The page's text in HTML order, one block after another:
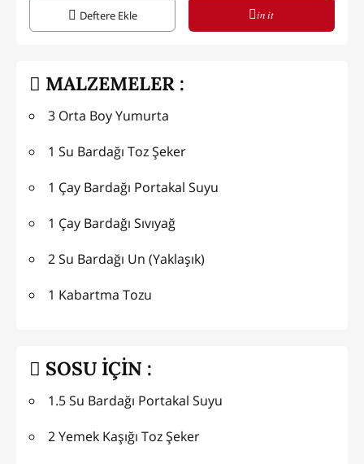
Deftere Ekle in it
MALZEMELER :
3 Orta Boy Yumurta
1 Su Bardağı Toz Şeker
1 Çay Bardağı Portakal Suyu
1 Çay Bardağı Sıvıyağ
2 Su Bardağı Un (Yaklaşık)
1 Kabartma Tozu
SOSU İÇİN :
1.5 Su Bardağı Portakal Suyu
2 Yemek Kaşığı Toz Şeker